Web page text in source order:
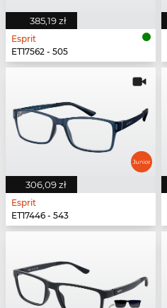
385,19 zł
Esprit
ET17562 - 505
306,09 zł
Esprit
ET17446 - 543